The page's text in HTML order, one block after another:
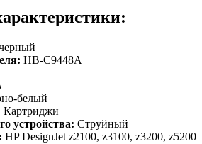
HB-C9448A
белый
Картриджи
устройства: Струйный
HP DesignJet z2100, z3100, z3200, z5200